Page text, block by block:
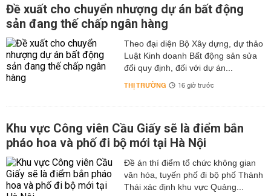
Đề xuất cho chuyển nhượng dự án bất động
sản đang thế chấp ngân hàng
Theo đại diện Bộ Xây dựng, dự thảo
Luật Kinh doanh Bất động sản sửa
đổi quy định, đối với dự án...
THỊ TRƯỜNG 16 giờ trước
Khu vực Công viên Cầu Giấy sẽ là điểm bắn
pháo hoa và phố đi bộ mới tại Hà Nội
Đề án thí điểm tổ chức không gian
văn hóa, tuyến phố đi bộ phố Thành
Thái xác định khu vực Quảng...